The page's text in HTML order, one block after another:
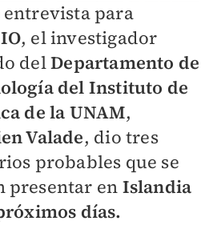
entrevista para
, el investigador
delDepartamento de
del Instituto de
de la UNAM,
Valade, dio tres
probables que se
presentar en Islandia
días.